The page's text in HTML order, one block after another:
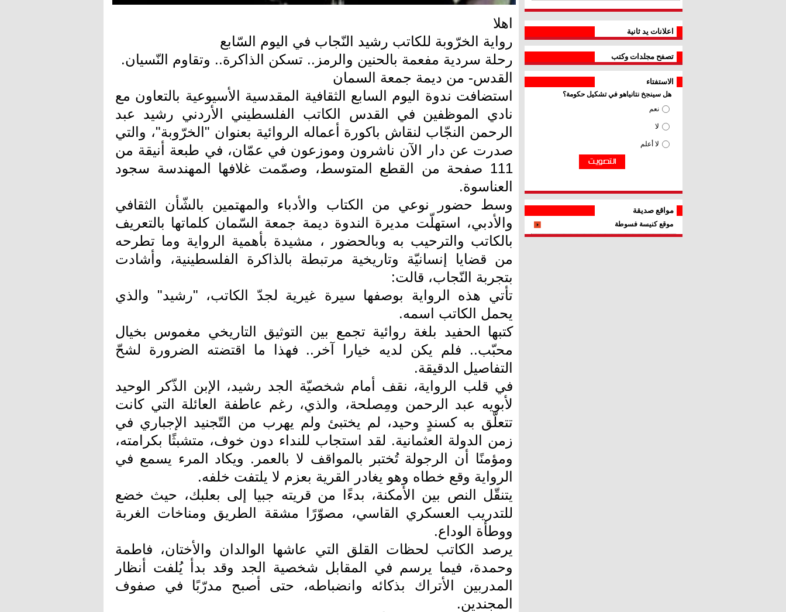
اعلانات يد ثانية
تصفح مجلدات وكتب
الاستفتاء
مواقع صديقة
موقع كنيسة فسوطة
اهلا
رواية الخرّوبة للكاتب رشيد النّجاب في اليوم السّابع
رحلة سردية مفعمة بالحنين والرمز.. تسكن الذاكرة.. وتقاوم النّسيان.
القدس- من ديمة جمعة السمان
استضافت ندوة اليوم السابع الثقافية المقدسية الأسيوعية بالتعاون مع
نادي الموظفين في القدس الكاتب الفلسطيني الأردني رشيد عبد
الرحمن النجّاب لنقاش باكورة أعماله الروائية بعنوان "الخرّوبة"، والتي
صدرت عن دار الآن ناشرون وموزعون في عمّان، في طبعة أنيقة من
111 صفحة من القطع المتوسط، وصمّمت غلافها المهندسة سجود
العناسوة.
وسط حضور نوعي من الكتاب والأدباء والمهتمين بالشّأن الثقافي
والأدبي، استهلّت مديرة الندوة ديمة جمعة السّمان كلماتها بالتعريف
بالكاتب والترحيب به وبالحضور ، مشيدة بأهمية الرواية وما تطرحه
من قضايا إنسانيّة وتاريخية مرتبطة بالذاكرة الفلسطينية، وأشادت
بتجربة النّجاب، قالت:
تأتي هذه الرواية بوصفها سيرة غيرية لجدّ الكاتب، "رشيد" والذي
يحمل الكاتب اسمه.
كتبها الحفيد بلغة روائية تجمع بين التوثيق التاريخي مغموس بخيال
محبّب.. فلم يكن لديه خيارا آخر.. فهذا ما اقتضته الضرورة لشحّ
التفاصيل الدقيقة.
في قلب الرواية، نقف أمام شخصيّة الجد رشيد، الإبن الذّكر الوحيد
لأبويه عبد الرحمن ومِصلحة، والذي، رغم عاطفة العائلة التي كانت
تتعلّق به كسندٍ وحيد، لم يختبئ ولم يهرب من التّجنيد الإجباري في
زمن الدولة العثمانية. لقد استجاب للنداء دون خوف، متشبثًا بكرامته،
ومؤمنًا أن الرجولة تُختبر بالمواقف لا بالعمر. ويكاد المرء يسمع في
الرواية وقع خطاه وهو يغادر القرية بعزم لا يلتفت خلفه.
يتنقّل النص بين الأمكنة، بدءًا من قريته جبيا إلى بعلبك، حيث خضع
للتدريب العسكري القاسي، مصوّرًا مشقة الطريق ومناخات الغربة
ووطأة الوداع.
يرصد الكاتب لحظات القلق التي عاشها الوالدان والأختان، فاطمة
وحمدة، فيما يرسم في المقابل شخصية الجد وقد بدأ يُلفت أنظار
المدربين الأتراك بذكائه وانضباطه، حتى أصبح مدرّبًا في صفوف
المجندين.